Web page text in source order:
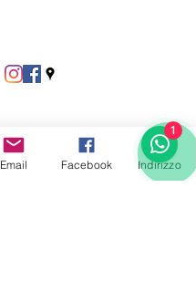
Email Facebook Indirizzo
1